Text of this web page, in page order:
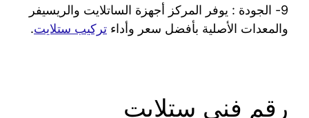
9- الجودة : يوفر المركز أجهزة الساتلايت والريسيفر
والمعدات الأصلية بأفضل سعر وأداء تركيب ستلايت.
رقم فني ستلايت